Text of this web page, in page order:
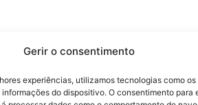
Gerir o consentimento
experiências, utilizamos tecnologias como
do dispositivo. O consentimento para